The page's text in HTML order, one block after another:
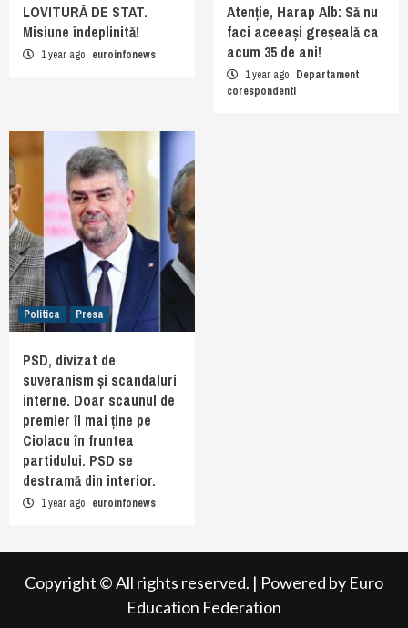
LOVITURĂ DE STAT.
Misiune îndeplinită!
1 year ago euroinfonews
Atenție, Harap Alb: Să nu
faci aceeași greșeală ca
acum 35 de ani!
1 year ago Departament
corespondenti
Politica Presa
PSD, divizat de
suveranism și scandaluri
interne. Doar scaunul de
premier îl mai ține pe
Ciolacu în fruntea
partidului. PSD se
destramă din interior.
1 year ago euroinfonews
Copyright © All rights reserved. | Powered by Euro
Education Federation